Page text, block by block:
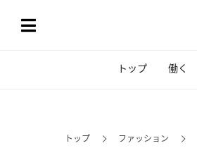
トップ 働く
トップ ファッション